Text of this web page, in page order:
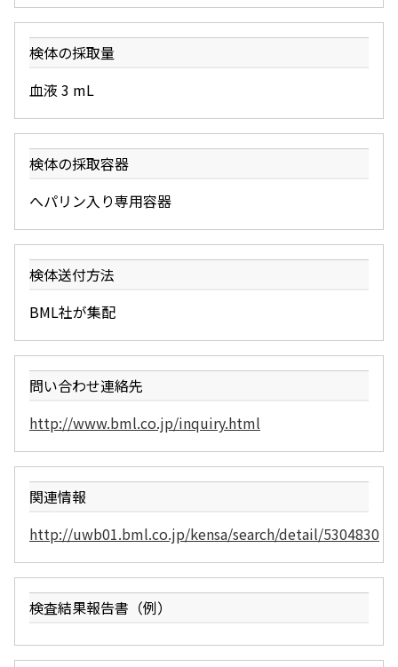
検体の採取量
血液 3 mL
検体の採取容器
へパリン入り専用容器
検体送付方法
BML社が集配
問い合わせ連絡先
http://www.bml.co.jp/inquiry.html
関連情報
http://uwb01.bml.co.jp/kensa/search/detail/5304830
検査結果報告書（例）